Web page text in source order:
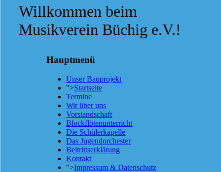
Willkommen beim
Musikverein Büchig e.V.!
Hauptmenü
Unser Bauprojekt
">Startseite
Termine
Wir über uns
Vorstandschaft
Blockflötenunterricht
Die Schülerkapelle
Das Jugendorchester
Beitrittserklärung
Kontakt
">Impressum & Datenschutz